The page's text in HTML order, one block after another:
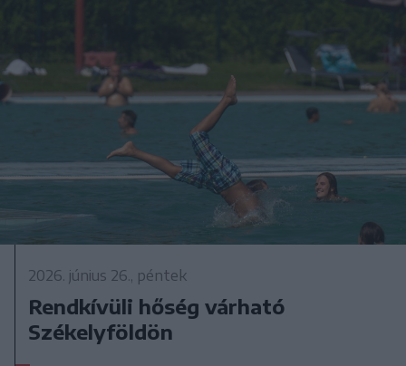
2026. június 26., péntek
Rendkívüli hőség várható
Székelyföldön